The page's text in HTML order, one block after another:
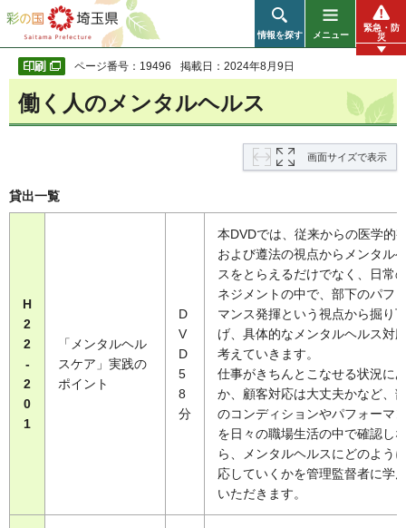
彩の国 埼玉県
情報を探す メニュー
緊急・防
災
ページ番号：19496 掲載日：2024年8月9日
働く人のメンタルヘルス
画面サイズで表示
貸出一覧
H
2
2
-
2
0
1
「メンタルヘル
スケア」実践の
ポイント
D
V
D
5
8
分
本DVDでは、従来からの医学的
および遵法の視点からメンタル
スをとらえるだけでなく、日常
ネジメントの中で、部下のパフ
マンス発揮という視点から掘り
げ、具体的なメンタルヘルス対
考えていきます。
仕事がきちんとこなせる状況に
か、顧客対応は大丈夫かなど、
のコンディションやパフォーマ
を日々の職場生活の中で確認し
ら、メンタルヘルスにどのよう
応していくかを管理監督者に学
いただきます。